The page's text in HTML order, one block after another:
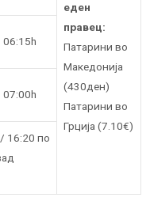
еден
правец:
Патaрини во
Македонија
(430ден)
Патарини во
Грција (7.10€)
06:15h
07:00h
16:20 по